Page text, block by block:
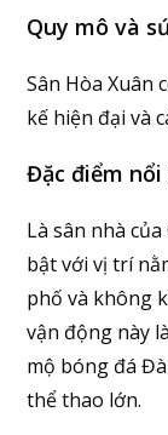
Quy mô và
Sân Hòa Xuân
kế hiện đại và
Đặc điểm nổi
Là sân nhà
bật với vị trí
phố và không
vận động này
mộ bóng đá
thể thao lớn.